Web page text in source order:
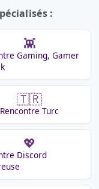
:
👾
Gaming, Gamer
🇹🇷
Rencontre Turc
💖
Discord